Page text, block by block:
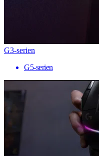
G3-serien
G5-serien